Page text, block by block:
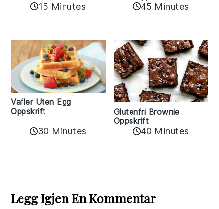
15 Minutes 45 Minutes
Vafler Uten Egg
Oppskrift
30 Minutes
Glutenfri Brownie
Oppskrift
40 Minutes
Interactions
Legg Igjen En Kommentar